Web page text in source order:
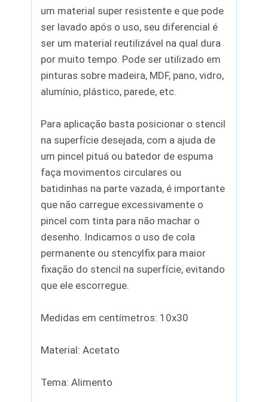
um material super resistente e que pode
ser lavado após o uso, seu diferencial é
ser um material reutilizável na qual dura
por muito tempo. Pode ser utilizado em
pinturas sobre madeira, MDF, pano, vidro,
alumínio, plástico, parede, etc.
Para aplicação basta posicionar o stencil
na superfície desejada, com a ajuda de
um pincel pituá ou batedor de espuma
faça movimentos circulares ou
batidinhas na parte vazada, é importante
que não carregue excessivamente o
pincel com tinta para não machar o
desenho. Indicamos o uso de cola
permanente ou stencylfix para maior
fixação do stencil na superfície, evitando
que ele escorregue.
Medidas em centímetros: 10x30
Material: Acetato
Tema: Alimento